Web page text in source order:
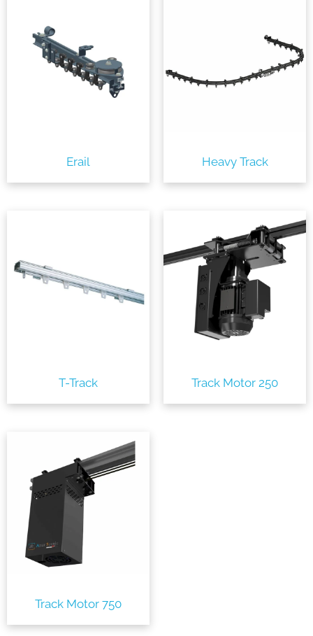
Erail Heavy Track
T-Track Track Motor 250
Track Motor 750